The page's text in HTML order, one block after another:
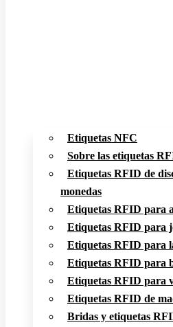
Etiquetas NFC
Sobre las etiquetas
Etiquetas RFID de
monedas
Etiquetas RFID para
Etiquetas RFID para
Etiquetas RFID para
Etiquetas RFID para
Etiquetas RFID para
Etiquetas RFID de
Bridas y etiquetas